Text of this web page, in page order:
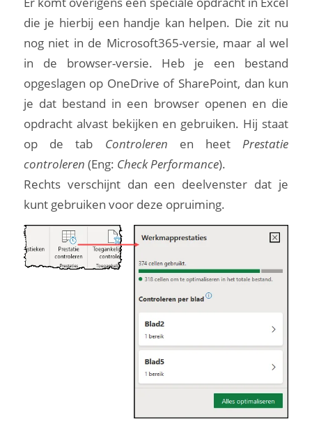
die je hierbij een handje kan helpen. Die zit nu
nog niet in de Microsoft365-versie, maar al wel
in de browser-versie. Heb je een bestand
opgeslagen op OneDrive of SharePoint, dan kun
je dat bestand in een browser openen en die
opdracht alvast bekijken en gebruiken. Hij staat
op de tab Controleren en heetPrestatie
controleren (Eng: Check Performance).
Rechts verschijnt dan een deelvenster dat je
kunt gebruiken voor deze opruiming.